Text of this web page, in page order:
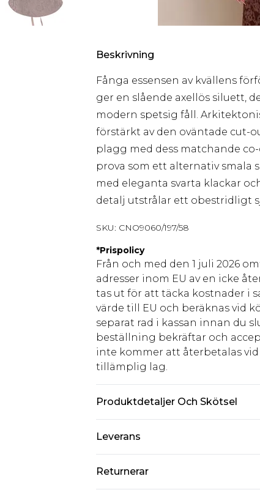
Beskrivning
Fånga essensen av kvällens
ger en slående axellös siluett,
modern spetsig fåll.
förstärkt av den oväntade cut-
plagg med dess matchande
prova som ett alternativ smala
med eleganta svarta klackar
detalj utstrålar ett obestridligt
SKU: CNO9060/197/58
*Prispolicy
Från och med den 1 juli 2026
adresser inom EU av en icke
tas ut för att täcka kostnader i
värde till EU och beräknas vid
separat rad i kassan innan du
beställning bekräftar och
inte kommer att återbetalas
tillämplig lag.
Produktdetaljer Och Skötsel
Leverans
Standardleverans Sverige
Returnerar